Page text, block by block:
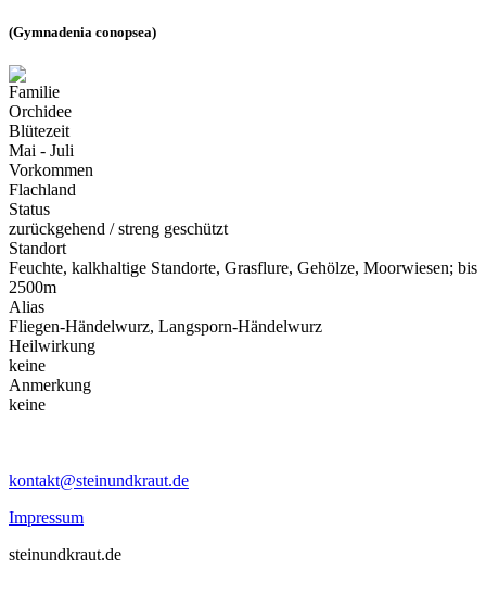
(Gymnadenia conopsea)
Familie
Orchidee
Blütezeit
Mai - Juli
Vorkommen
Flachland
Status
zurückgehend / streng geschützt
Standort
Feuchte, kalkhaltige Standorte, Grasflure, Gehölze, Moorwiesen; bis
2500m
Alias
Fliegen-Händelwurz, Langsporn-Händelwurz
Heilwirkung
keine
Anmerkung
keine
kontakt@steinundkraut.de
Impressum
steinundkraut.de